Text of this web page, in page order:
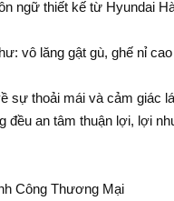
ngữ thiết kế từ Hyundai
vô lăng gật gù, ghế nỉ
thoải mái và cảm giác
đều an tâm thuận lợi, lợi
Công Thương Mại